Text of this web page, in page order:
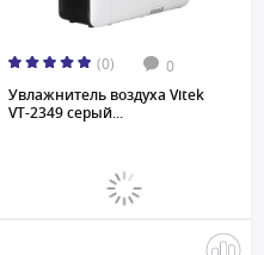
(0) 0
Увлажнитель воздуха Vitek
VT-2349 серый...